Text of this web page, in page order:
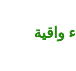
واقية